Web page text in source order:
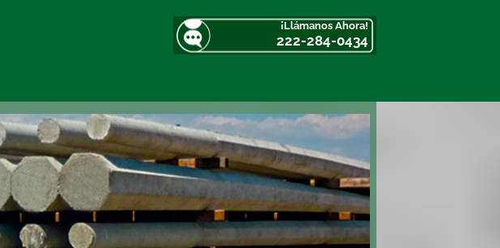
¡Llámanos Ahora!
222-284-0434